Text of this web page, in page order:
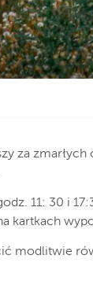
za
11: 30 i
kartkach
modlitwie